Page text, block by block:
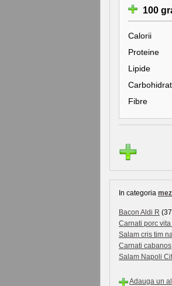
100
Calorii
Proteine
Lipide
Fibre
In categoria
Bacon Aldi R
Carnati porc
Salam cris tim
Carnati cabanos
Salam Napoli
Adauga un